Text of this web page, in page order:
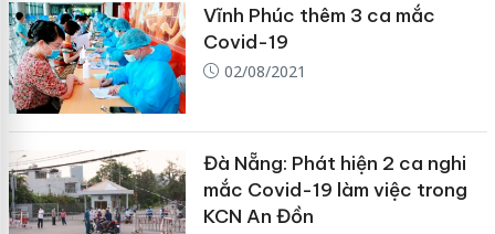
Vĩnh Phúc thêm 3 ca mắc
Covid-19
02/08/2021
Đà Nẵng: Phát hiện 2 ca nghi
mắc Covid-19 làm việc trong
KCN An Đồn